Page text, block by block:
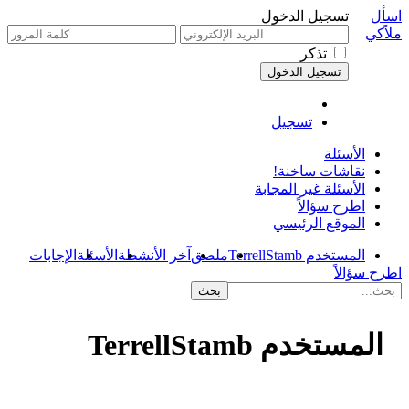
تسجيل الدخول
تذكر
تسجيل
اسأل
ملاًكي
الأسئلة
نقاشات ساخنة!
الأسئلة غير المجابة
اطرح سؤالاً
الموقع الرئيسي
المستخدم TerrellStamb ملصق آخر الأنشطة الأسئلة الإجابات
اطرح سؤالاً
المستخدم TerrellStamb